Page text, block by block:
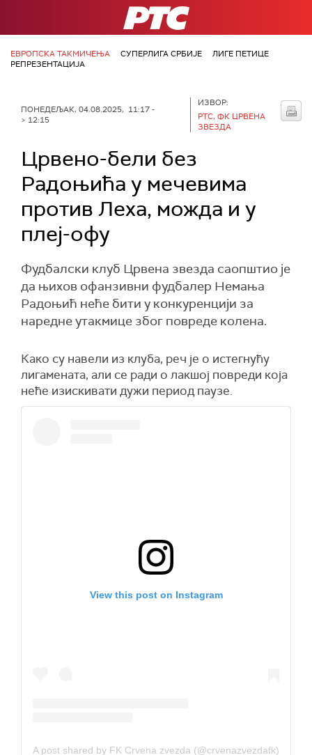
РТС
ЕВРОПСКА ТАКМИЧЕЊА СУПЕРЛИГА СРБИЈЕ
ЛИГЕ ПЕТИЦЕ
РЕПРЕЗЕНТАЦИЈА
ПОНЕДЕЉАК, 04.08.2025, 11:17 -
> 12:15
ИЗВОР:
РТС, ФК ЦРВЕНА
ЗВЕЗДА
Црвено-бели без
Радоњића у мечевима
против Леха, можда и у
плеј-офу
Фудбалски клуб Црвена звезда саопштио је
да њихов офанзивни фудбалер Немања
Радоњић неће бити у конкуренцији за
наредне утакмице због повреде колена.
Како су навели из клуба, реч је о истегнућу
лигамената, али се ради о лакшој повреди која
неће изискивати дужи период паузе.
View this post on Instagram
A post shared by FK Crvena zvezda (@crvenazvezdafk)